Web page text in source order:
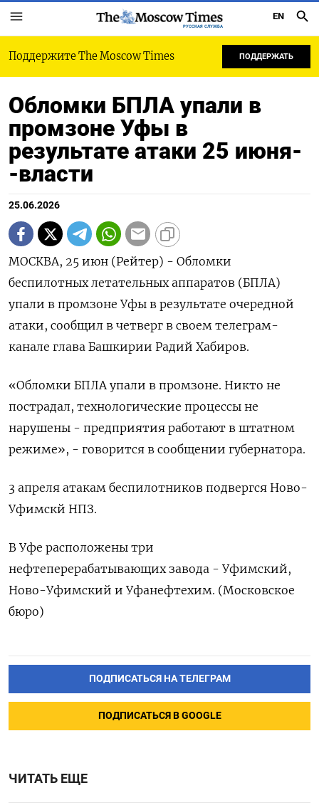
РУССКАЯ СЛУЖБА
EN
Поддержите The Moscow Times ПОДДЕРЖАТЬ
Обломки БПЛА упали в
промзоне Уфы в
результате атаки 25 июня-
-власти
25.06.2026
МОСКВА, 25 июн (Рейтер) - Обломки
беспилотных ‌летательных аппаратов (БПЛА)
упали в промзоне ​Уфы в ​результате ​очередной
атаки, ⁠сообщил ‌в четверг ‌в своем телеграм-
канале глава ​Башкирии Радий ‌Хабиров.
«Обломки БПЛА ​упали в ‌промзоне. Никто не
пострадал, технологические процессы ​не ​
нарушены - ‌предприятия работают ​в штатном
режиме», - говорится в сообщении губернатора.
3 апреля атакам беспилотников ​подвергся ⁠Ново-
Уфимскй НПЗ.
В Уфе ‌расположены три
‌нефтеперерабатывающих завода - Уфимский,
Ново-Уфимский ​и Уфанефтехим. (Московское
‌бюро)
ПОДПИСАТЬСЯ НА ТЕЛЕГРАМ
ПОДПИСАТЬСЯ В GOOGLE
ЧИТАТЬ ЕЩЕ